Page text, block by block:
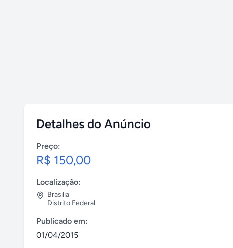
Detalhes do Anúncio
Preço:
R$ 150,00
Localização:
Brasilia
Distrito Federal
Publicado em:
01/04/2015